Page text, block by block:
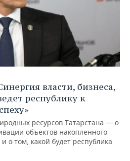
власти, бизнеса,
республику к
ресурсов Татарстана — о
объектов накопленного
о том, какой будет республика